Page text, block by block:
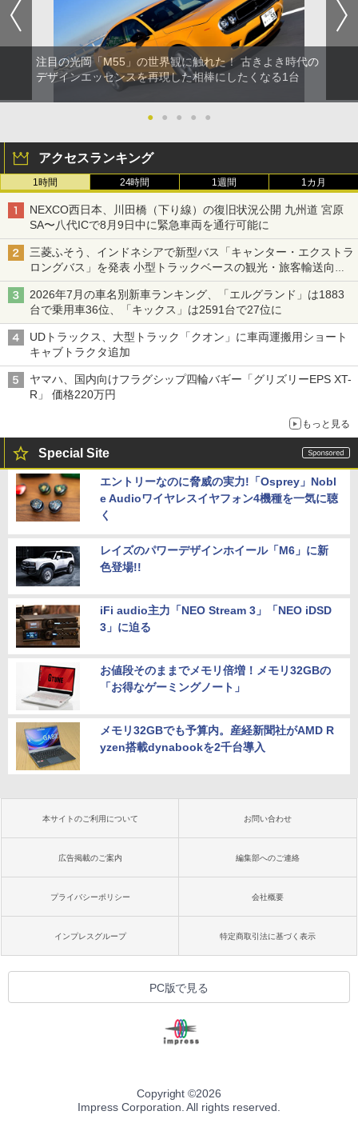
注目の光岡「M55」の世界観に触れた！ 古きよき時代の
デザインエッセンスを再現した相棒にしたくなる1台
● ● ● ● ●
アクセスランキング
1時間 24時間 1週間 1カ月
NEXCO西日本、川田橋（下り線）の復旧状況公開 九州道 宮原
SA〜八代ICで8月9日中に緊急車両を通行可能に
三菱ふそう、インドネシアで新型バス「キャンター・エクストラ
ロングバス」を発表 小型トラックベースの観光・旅客輸送向け
バス
2026年7月の車名別新車ランキング、「エルグランド」は1883
台で乗用車36位、「キックス」は2591台で27位に
UDトラックス、大型トラック「クオン」に車両運搬用ショート
キャブトラクタ追加
ヤマハ、国内向けフラグシップ四輪バギー「グリズリーEPS XT-
R」 価格220万円
もっと見る
Special Site
エントリーなのに脅威の実力!「Osprey」Nobl
e Audioワイヤレスイヤフォン4機種を一気に聴
く
レイズのパワーデザインホイール「M6」に新
色登場!!
iFi audio主力「NEO Stream 3」「NEO iDSD
3」に迫る
お値段そのままでメモリ倍増！メモリ32GBの
「お得なゲーミングノート」
メモリ32GBでも予算内。産経新聞社がAMD R
yzen搭載dynabookを2千台導入
本サイトのご利用について お問い合わせ
広告掲載のご案内 編集部へのご連絡
プライバシーポリシー 会社概要
インプレスグループ 特定商取引法に基づく表示
PC版で見る
Copyright ©2026
Impress Corporation. All rights reserved.